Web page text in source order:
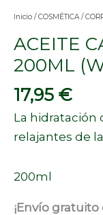
Inicio /COSMÉTICA /
ACEITE
200ML
17,95 €
La hidratación
relajantes de
200ml
¡Envío